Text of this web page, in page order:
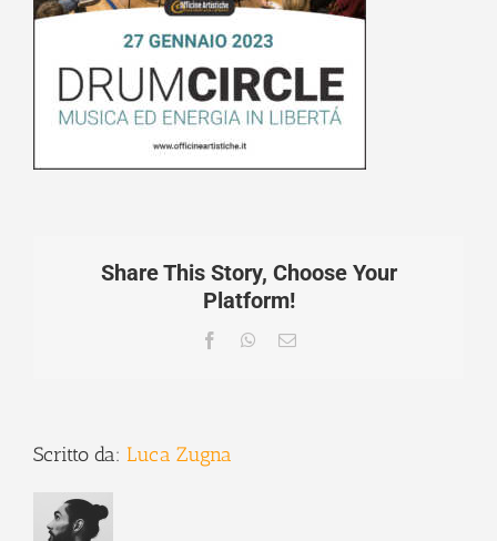
Share This Story, Choose Your
Platform!
FacebookWhatsApp
Email
Scritto da: Luca Zugna